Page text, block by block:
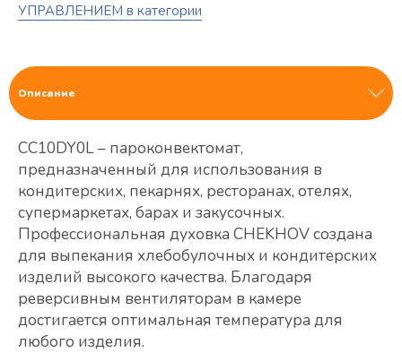
УПРАВЛЕНИЕМ в категории
Описание
CC10DY0L – пароконвектомат,
предназначенный для использования в
кондитерских, пекарнях, ресторанах, отелях,
супермаркетах, барах и закусочных.
Профессиональная духовка CHEKHOV создана
для выпекания хлебобулочных и кондитерских
изделий высокого качества. Благодаря
реверсивным вентиляторам в камере
достигается оптимальная температура для
любого изделия.